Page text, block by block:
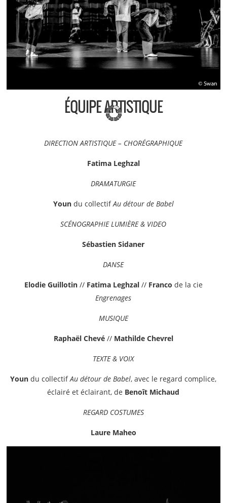
ÉQUIPE ARTISTIQUE
DIRECTION ARTISTIQUE – CHORÉGRAPHIQUE
Fatima Leghzal
DRAMATURGIE
Youn du collectifAu détour de Babel
SCÉNOGRAPHIE LUMIÈRE & VIDEO
Sébastien Sidaner
DANSE
Elodie Guillotin //Fatima Leghzal //Franco de la cie
Engrenages
MUSIQUE
Raphaël Chevé //Mathilde Chevrel
TEXTE & VOIX
Youndu collectifAu détour de Babel, avec le regard complice,
éclairé et éclairant, de Benoît Michaud
REGARD COSTUMES
Laure Maheo